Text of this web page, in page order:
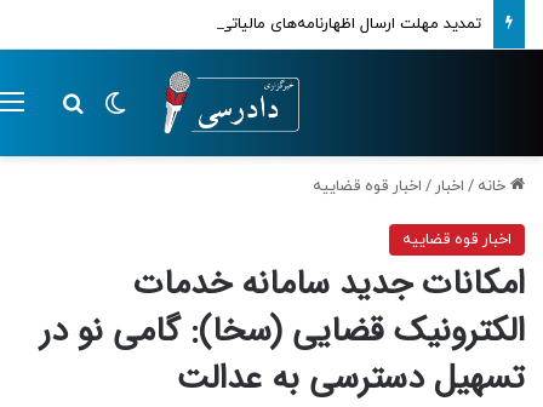
تمدید مهلت ارسال اظهارنامه‌های مالیاتی تا پایان تابستان 1405
تغییر پوسته
خانه / اخبار / اخبار قوه قضاییه
اخبار قوه قضاییه
امکانات جدید سامانه خدمات
الکترونیک قضایی (سخا): گامی نو در
تسهیل دسترسی به عدالت